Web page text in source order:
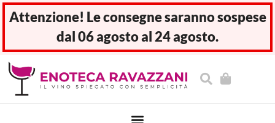
Attenzione! Le consegne saranno sospese
dal 06 agosto al 24 agosto.